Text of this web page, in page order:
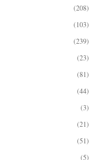
(208)
(103)
(239)
(23)
(81)
(44)
(3)
(21)
(51)
(5)